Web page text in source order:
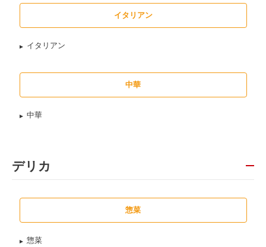
イタリアン
イタリアン
中華
中華
デリカ
惣菜
惣菜